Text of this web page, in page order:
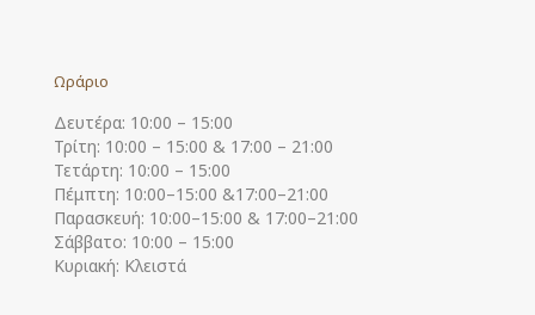
Ωράριο
Δευτέρα: 10:00 – 15:00
Τρίτη: 10:00 – 15:00 & 17:00 – 21:00
Τετάρτη: 10:00 – 15:00
Πέμπτη: 10:00–15:00 &17:00–21:00
Παρασκευή: 10:00–15:00 & 17:00–21:00
Σάββατο: 10:00 – 15:00
Κυριακή: Κλειστά